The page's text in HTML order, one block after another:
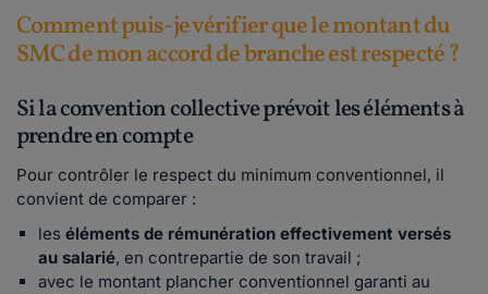
Comment puis-je vérifier que le montant du
SMC de mon accord de branche est respecté ?
Si la convention collective prévoit les éléments à
prendre en compte
Pour contrôler le respect du minimum conventionnel, il
convient de comparer :
les éléments de rémunération effectivement versés
au salarié, en contrepartie de son travail ;
avec le montant plancher conventionnel garanti au